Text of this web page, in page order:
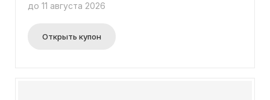
до 11 августа 2026
Открыть купон